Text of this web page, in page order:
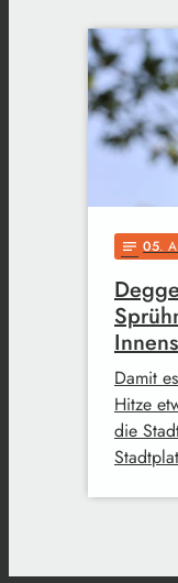
notes 05.
Damit
Hitze
die